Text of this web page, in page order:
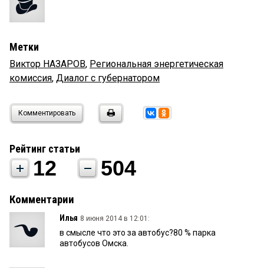
Метки
Виктор НАЗАРОВ, Региональная энергетическая
комиссия, Диалог с губернатором
Комментировать
Рейтинг статьи
12 504
Комментарии
Илья 8 июня 2014 в 12:01:
в смысле что это за автобус?80 % парка
автобусов Омска.